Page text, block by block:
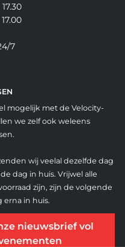
7
mogelijk met de Velocity-
we zelf ook weleens
wij veelal dezelfde dag
dag in huis. Vrijwel alle
zijn, zijn de volgende
erna in huis.
nieuwsbrief vol